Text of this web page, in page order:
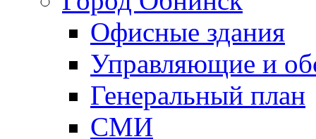
Офисные здания
Управляющие и
Генеральный план
СМИ